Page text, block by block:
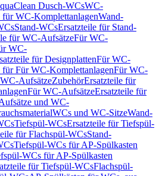
Dusch-WCsWC-
für WC-KomplettanlagenWand-
Stand-WCsErsatzteile für Stand-
für WC-AufsätzeFür WC-
WC-
für DesignplattenFür WC-
für Für WC-KomplettanlagenFür WC-
AufsätzeZubehörErsatzteile für
Für WC-AufsätzeErsatzteile für
und WC-
WCs und WC-SitzeWand-
Tiefspül-WCsErsatzteile für Tiefspül-
für Flachspül-WCsStand-
Tiefspül-WCs für AP-Spülkasten
WCs für AP-Spülkasten
für Tiefspül-WCsFlachspül-